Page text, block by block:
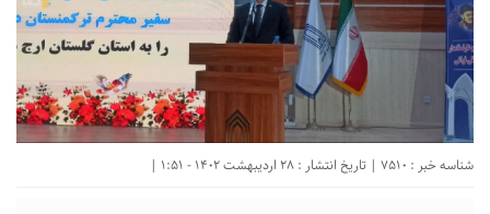
شناسه خبر : 7510 | تاریخ انتشار : 28 اردیبهشت 1402 - 1:51 |